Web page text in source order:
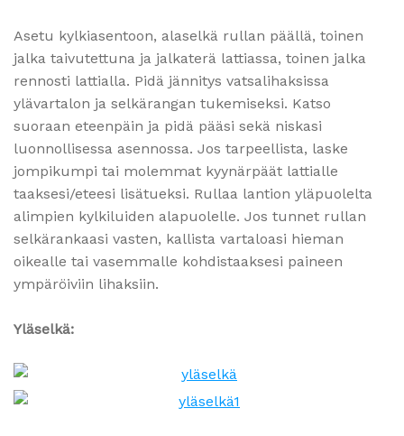
Asetu kylkiasentoon, alaselkä rullan päällä, toinen
jalka taivutettuna ja jalkaterä lattiassa, toinen jalka
rennosti lattialla. Pidä jännitys vatsalihaksissa
ylävartalon ja selkärangan tukemiseksi. Katso
suoraan eteenpäin ja pidä pääsi sekä niskasi
luonnollisessa asennossa. Jos tarpeellista, laske
jompikumpi tai molemmat kyynärpäät lattialle
taaksesi/eteesi lisätueksi. Rullaa lantion yläpuolelta
alimpien kylkiluiden alapuolelle. Jos tunnet rullan
selkärankaasi vasten, kallista vartaloasi hieman
oikealle tai vasemmalle kohdistaaksesi paineen
ympäröiviin lihaksiin.
Yläselkä: